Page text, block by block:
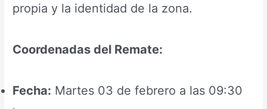
propia y la identidad de la zona.
Coordenadas del Remate:
Fecha: Martes 03 de febrero a las 09:30